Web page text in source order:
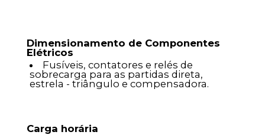
Dimensionamento de Componentes
Elétricos
Fusíveis, contatores e relés de
sobrecarga para as partidas direta,
estrela - triângulo e compensadora.
Carga horária